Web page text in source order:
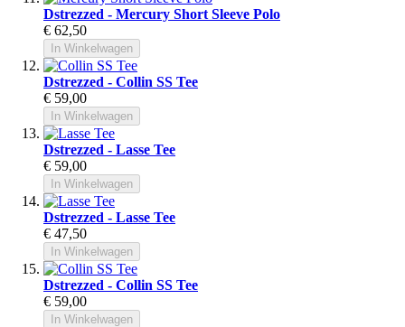
Dstrezzed - Mercury Short Sleeve Polo
€ 62,50
In Winkelwagen
Dstrezzed - Collin SS Tee
€ 59,00
In Winkelwagen
Dstrezzed - Lasse Tee
€ 59,00
In Winkelwagen
Dstrezzed - Lasse Tee
€ 47,50
In Winkelwagen
Dstrezzed - Collin SS Tee
€ 59,00
In Winkelwagen